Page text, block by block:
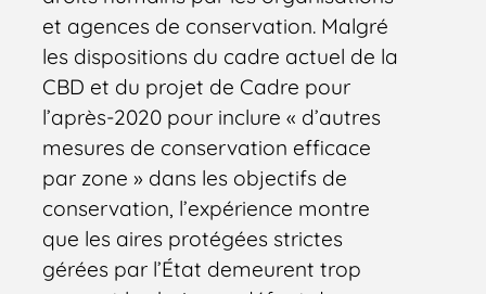
et agences de conservation. Malgré
les dispositions du cadre actuel de la
CBD et du projet de Cadre pour
l’après-2020 pour inclure « d’autres
mesures de conservation efficace
par zone » dans les objectifs de
conservation, l’expérience montre
que les aires protégées strictes
gérées par l’État demeurent trop